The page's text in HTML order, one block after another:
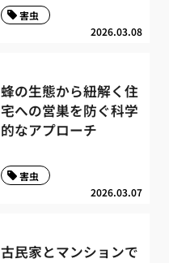
2026.03.08
害虫
蜂の生態から紐解く住
宅への営巣を防ぐ科学
的なアプローチ
2026.03.07
害虫
古民家とマンションで